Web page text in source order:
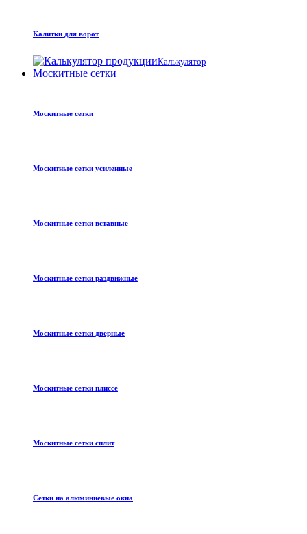
Калитки для ворот
Калькулятор
Москитные сетки
Москитные сетки
Москитные сетки усиленные
Москитные сетки вставные
Москитные сетки раздвижные
Москитные сетки дверные
Москитные сетки плиссе
Москитные сетки сплит
Сетки на алюминиевые окна